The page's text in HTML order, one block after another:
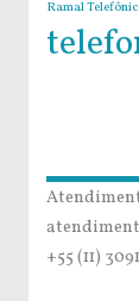
Ramal
+55 (11)